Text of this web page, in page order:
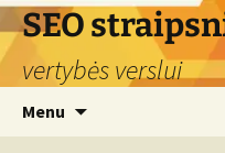
Skip
to
content
SEO
vertybės verslui
Menu